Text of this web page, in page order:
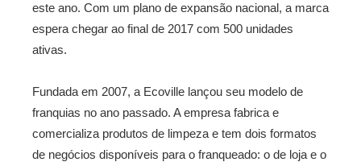
este ano. Com um plano de expansão nacional, a marca
espera chegar ao final de 2017 com 500 unidades
ativas.
Fundada em 2007, a Ecoville lançou seu modelo de
franquias no ano passado. A empresa fabrica e
comercializa produtos de limpeza e tem dois formatos
de negócios disponíveis para o franqueado: o de loja e o